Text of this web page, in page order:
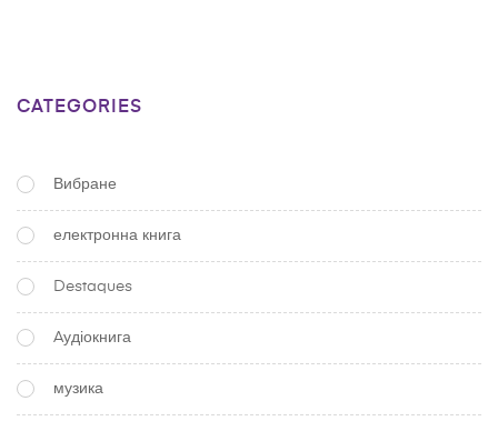
CATEGORIES
Вибране
електронна книга
Destaques
Aудіокнига
музика